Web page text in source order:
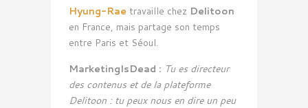
Hyung-Rae travaille chez Delitoon
en France, mais partage son temps
entre Paris et Séoul.
MarketingIsDead : Tu es directeur
des contenus et de la plateforme
Delitoon : tu peux nous en dire un peu